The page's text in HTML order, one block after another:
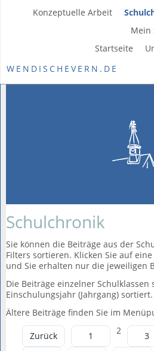
Konzeptuelle Arbeit
Mein
Startseite
WENDISCHEVERN.DE
Schulchronik
Sie können die Beiträge aus der
Filters sortieren. Klicken Sie auf
und Sie erhalten nur die jeweiligen
Die Beiträge einzelner
Einschulungsjahr (Jahrgang) sortiert.
Ältere Beiträge finden Sie im
Zurück 1 2 3